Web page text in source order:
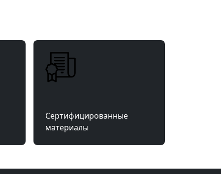
Сертифицированные
материалы